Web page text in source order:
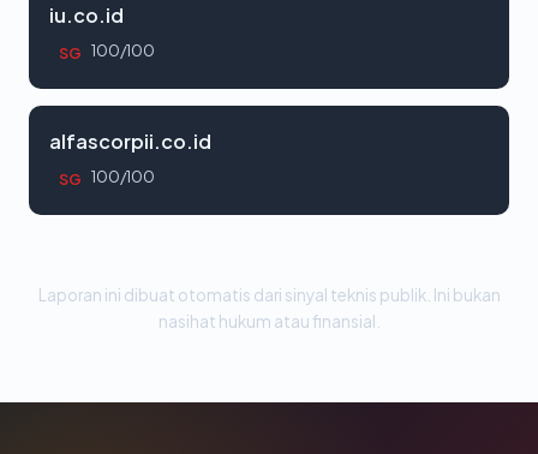
iu.co.id
SG 100/100
alfascorpii.co.id
SG 100/100
Laporan ini dibuat otomatis dari sinyal teknis publik. Ini bukan
nasihat hukum atau finansial.